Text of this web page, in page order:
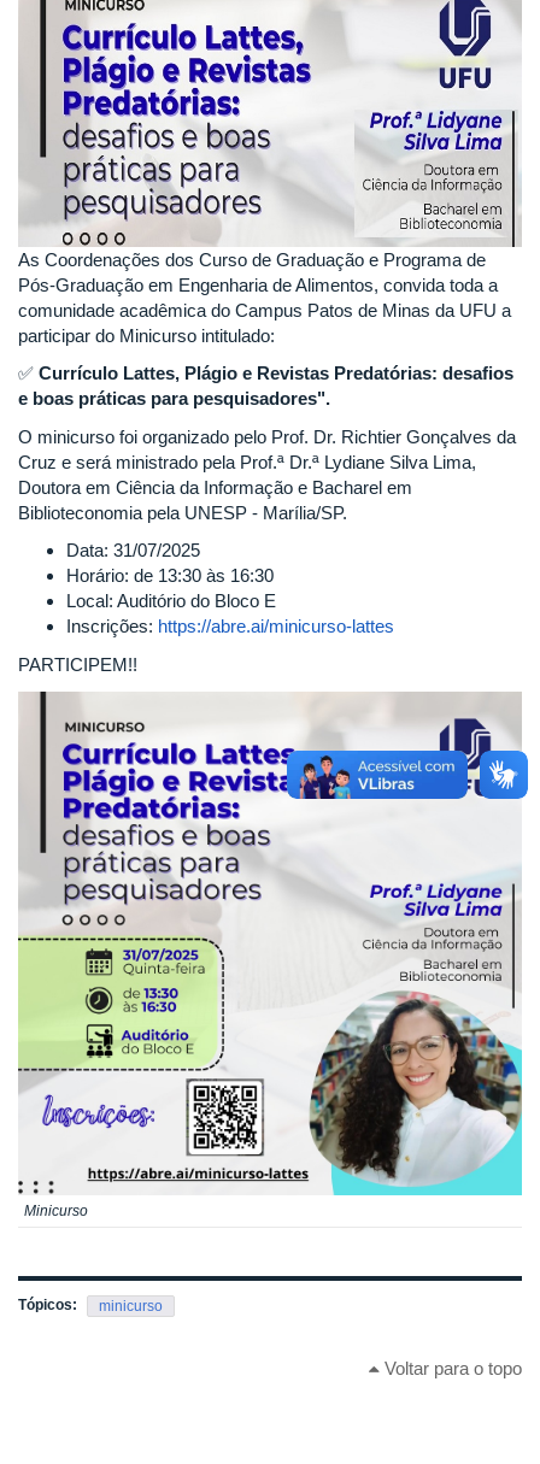
As Coordenações dos Curso de Graduação e Programa de
Pós-Graduação em Engenharia de Alimentos, convida toda a
comunidade acadêmica do Campus Patos de Minas da UFU a
participar do Minicurso intitulado:
✅ Currículo Lattes, Plágio e Revistas Predatórias: desafios
e boas práticas para pesquisadores".
O minicurso foi organizado pelo Prof. Dr. Richtier Gonçalves da
Cruz e será ministrado pela Prof.ª Dr.ª Lydiane Silva Lima,
Doutora em Ciência da Informação e Bacharel em
Biblioteconomia pela UNESP - Marília/SP.
Data: 31/07/2025
Horário: de 13:30 às 16:30
Local: Auditório do Bloco E
Inscrições: https://abre.ai/minicurso-lattes
PARTICIPEM!!
Minicurso
Tópicos: minicurso
Voltar para o topo